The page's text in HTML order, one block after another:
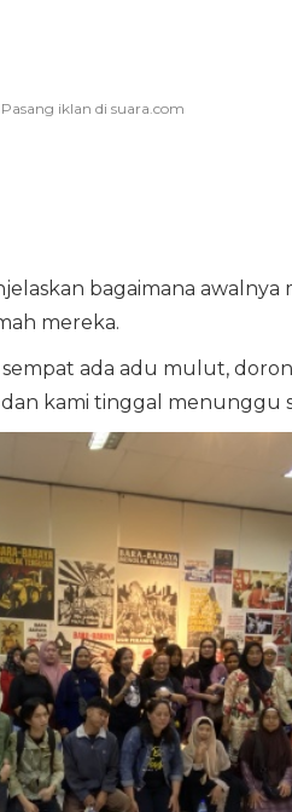
bagaimana
mereka.
ada adu mulut,
kami tinggal menunggu